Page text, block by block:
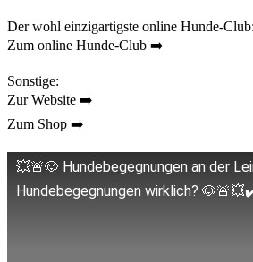
Der wohl einzigartigste online Hunde-Club:
Zum online Hunde-Club ➡️
Sonstige:
Zur Website ➡️
Zum Shop ➡️
💥🚨🐶 Hundebegegnungen an der
Hundebegegnungen wirklich?